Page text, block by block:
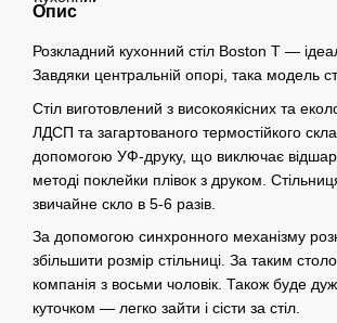
Опис
Розкладний кухонний стіл Boston T —
Завдяки центральній опорі, така модель
Стіл виготовлений з високоякісних та
ЛДСП та загартованого термостійкого
допомогою УФ-друку, що виключає
методі поклейки плівок з друком.
звичайне скло в 5-6 разів.
За допомогою синхронного механізму
збільшити розмір стільниці. За таким
компанія з восьми чоловік. Також буде
куточком — легко зайти і сісти за стіл.